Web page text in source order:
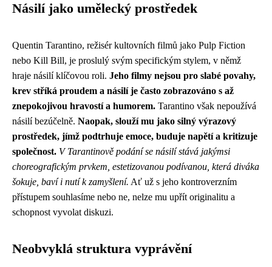
Násilí jako umělecký prostředek
Quentin Tarantino, režisér kultovních filmů jako Pulp Fiction
nebo Kill Bill, je proslulý svým specifickým stylem, v němž
hraje násilí klíčovou roli. Jeho filmy nejsou pro slabé povahy,
krev stříká proudem a násilí je často zobrazováno s až
znepokojivou hravostí a humorem. Tarantino však nepoužívá
násilí bezúčelně. Naopak, slouží mu jako silný výrazový
prostředek, jímž podtrhuje emoce, buduje napětí a kritizuje
společnost. V Tarantinově podání se násilí stává jakýmsi
choreografickým prvkem, estetizovanou podívanou, která diváka
šokuje, baví i nutí k zamyšlení. Ať už s jeho kontroverzním
přístupem souhlasíme nebo ne, nelze mu upřít originalitu a
schopnost vyvolat diskuzi.
Neobvyklá struktura vyprávění